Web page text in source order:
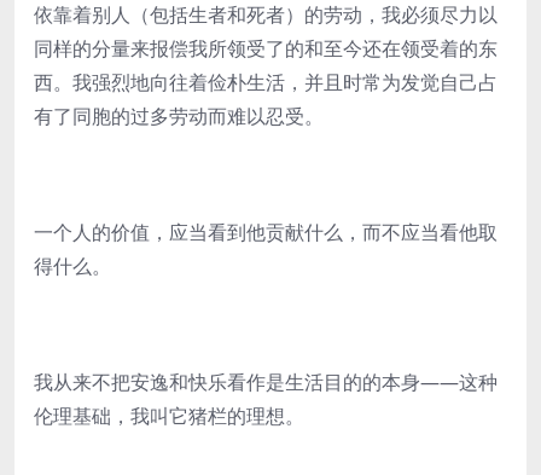
依靠着别人（包括生者和死者）的劳动，我必须尽力以
同样的分量来报偿我所领受了的和至今还在领受着的东
西。我强烈地向往着俭朴生活，并且时常为发觉自己占
有了同胞的过多劳动而难以忍受。
一个人的价值，应当看到他贡献什么，而不应当看他取
得什么。
我从来不把安逸和快乐看作是生活目的的本身——这种
伦理基础，我叫它猪栏的理想。